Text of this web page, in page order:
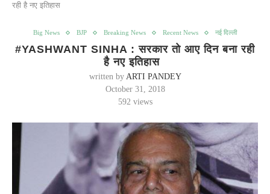
रही है नए इतिहास
Big News BJP Breaking News Recent News नई दिल्ली
#YASHWANT SINHA : सरकार तो आए दिन बना रही
है नए इतिहास
written by ARTI PANDEY
October 31, 2018
592views